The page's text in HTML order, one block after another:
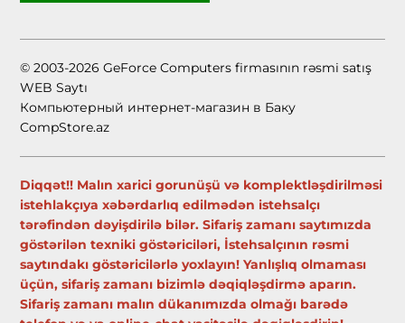
© 2003-2026 GeForce Computers firmasının rəsmi satış
WEB Saytı
Компьютерный интернет-магазин в Баку
CompStore.az
Diqqət!! Malın xarici gorunüşü və komplektləşdirilməsi
istehlakçıya xəbərdarlıq edilmədən istehsalçı
tərəfindən dəyişdirilə bilər. Sifariş zamanı saytımızda
göstərilən texniki göstəriciləri, İstehsalçının rəsmi
saytındakı göstəricilərlə yoxlayın! Yanlışlıq olmaması
üçün, sifariş zamanı bizimlə dəqiqləşdirmə aparın.
Sifariş zamanı malın dükanımızda olmağı barədə